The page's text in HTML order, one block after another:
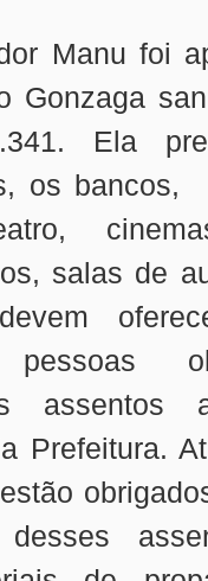
Manu foi
Gonzaga
Ela
os bancos,
salas de
assentos
Prefeitura.